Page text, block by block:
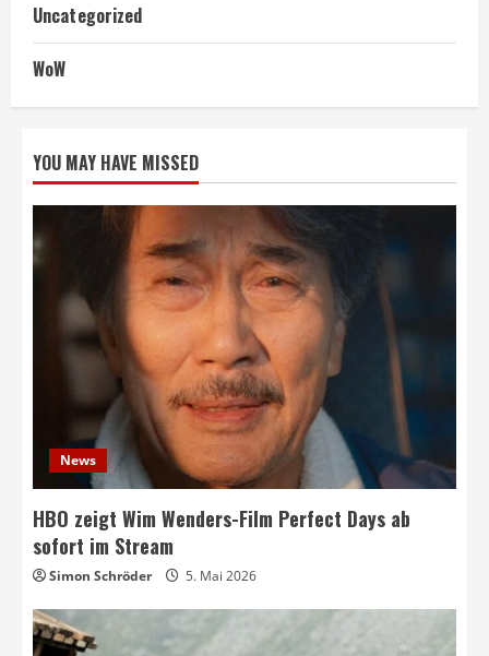
Uncategorized
WoW
YOU MAY HAVE MISSED
News
HBO zeigt Wim Wenders-Film Perfect Days ab
sofort im Stream
Simon Schröder 5. Mai 2026